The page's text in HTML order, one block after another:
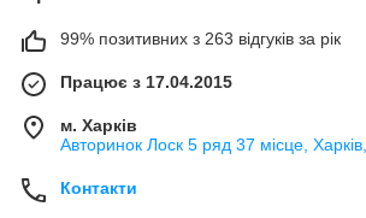
99% позитивних з 263 відгуків за рік
Працює з 17.04.2015
м. Харків
Авторинок Лоск 5 ряд 37 місце,
Контакти